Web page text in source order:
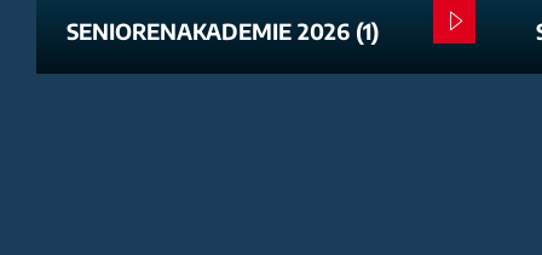
SENIORENAKADEMIE 2026 (1)